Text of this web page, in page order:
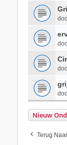
Nieuw
Terug